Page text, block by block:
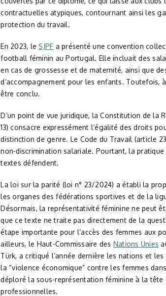
contractuelles atypiques, contournant ainsi les
protection du travail.
En 2023, le SJPF a présenté une convention
football féminin au Portugal. Elle incluait des
en cas de grossesse et de maternité, ainsi que
d’accompagnement pour les enfants. Toutefois,
être conclu.
D’un point de vue juridique, la Constitution de la
13) consacre expressément l’égalité des droits
distinction de genre. Le Code du Travail (article
non-discrimination salariale. Pourtant, la
textes défendent.
La loi sur la parité (loi n° 23/2024) a établi la
les organes des fédérations sportives et de la
Désormais, la représentativité féminine ne peut
que ce texte ne traite pas directement de la
étape importante pour l’accès des femmes aux
ailleurs, le Haut-Commissaire des Nations Unies
Türk, a critiqué l’année dernière les nations et
la “violence économique” contre les femmes
déploré la sous-représentation féminine à la tête
professionnelles.